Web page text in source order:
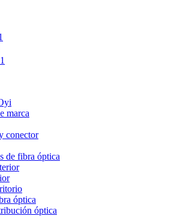
marca
conector
de fibra óptica
óptica
óptica